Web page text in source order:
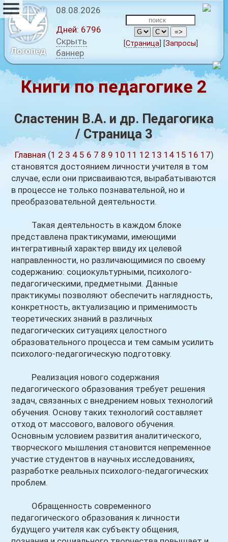
Логопед
08.08.2026
Дней: 6796
Скрыть
баннер
[Страница [Запросы
Книги по педагогике 2
Сластенин В.А. и др. Педагогика
/ Страница 3
Главная (1 2 3 4 5 6 7 8 9 10 11 12 13 14 15 16 17)
становятся достоянием личности учителя в том
случае, если они присваиваются, вырабатываются
в процессе не только познавательной, но и
преобразовательной деятельности.
Такая деятельность в каждом блоке
представлена практикумами, имеющими
интегративный характер ввиду их целевой
направленности, но различающимися по своему
содержанию: социокультурными, психолого-
педагогическими, предметными. Данные
практикумы позволяют обеспечить наглядность,
конкретность, актуализацию и применимость
теоретических знаний в различных
педагогических ситуациях целостного
образовательного процесса и тем самым усилить
психолого-педагогическую подготовку.
Реализация нового содержания
педагогического образования требует решения
задач, связанных с внедрением новых технологий
обучения. Основу таких технологий составляет
отход от массового, валового обучения.
Основным условием развития аналитического,
творческого мышления становится непременное
участие студентов в научных исследованиях,
разработке реальных психолого-педагогических
проблем.
Обращенность современного
педагогического образования к личности
будущего учителя как субъекту общения,